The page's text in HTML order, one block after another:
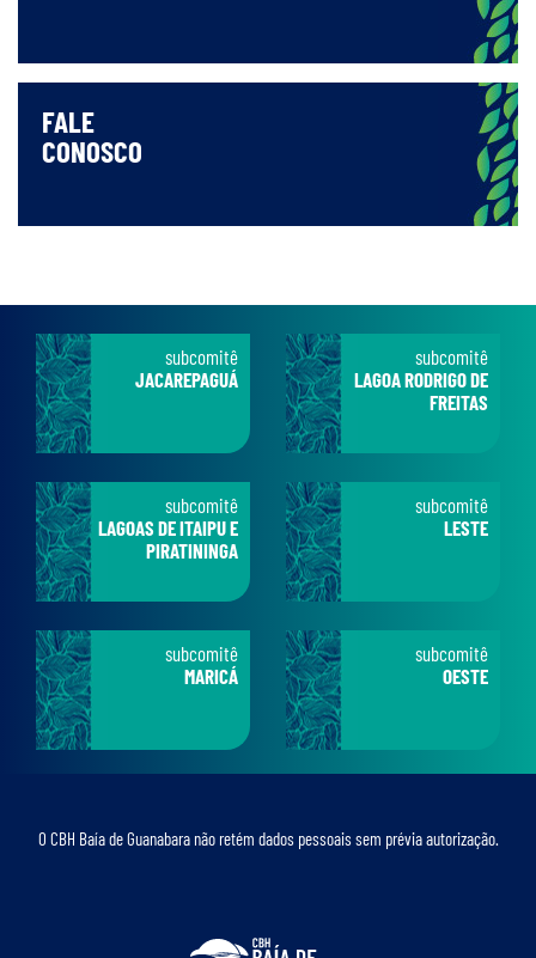
FALE
CONOSCO
subcomitê
JACAREPAGUÁ
subcomitê
LAGOA RODRIGO DE
FREITAS
subcomitê
LAGOAS DE ITAIPU E
PIRATININGA
subcomitê
LESTE
subcomitê
MARICÁ
subcomitê
OESTE
O CBH Baía de Guanabara não retém dados pessoais sem prévia autorização.